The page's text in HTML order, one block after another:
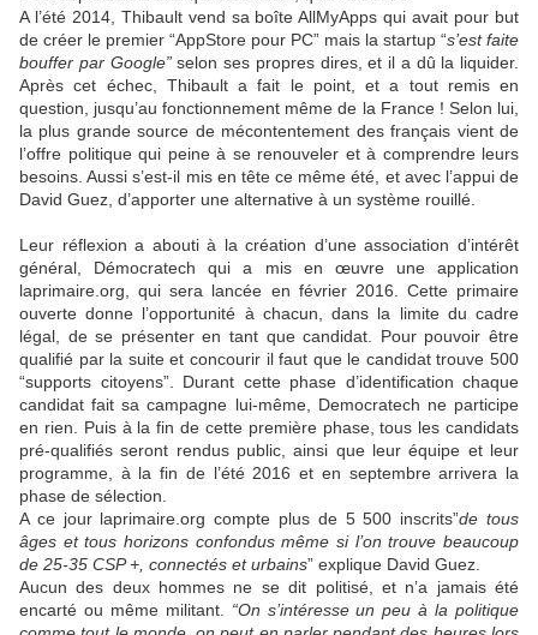
A l’été 2014, Thibault vend sa boîte AllMyApps qui avait pour but
de créer le premier “AppStore pour PC” mais la startup “s’est faite
bouffer par Google”selon ses propres dires, et il a dû la liquider.
Après cet échec, Thibault a fait le point, et a tout remis en
question, jusqu’au fonctionnement même de la France ! Selon lui,
la plus grande source de mécontentement des français vient de
l’offre politique qui peine à se renouveler et à comprendre leurs
besoins. Aussi s’est-il mis en tête ce même été, et avec l’appui de
David Guez, d’apporter une alternative à un système rouillé.
Leur réflexion a abouti à la création d’une association d’intérêt
général, Démocratech qui a mis en œuvre une application
laprimaire.org, qui sera lancée en février 2016. Cette primaire
ouverte donne l’opportunité à chacun, dans la limite du cadre
légal, de se présenter en tant que candidat. Pour pouvoir être
qualifié par la suite et concourir il faut que le candidat trouve 500
“supports citoyens”. Durant cette phase d’identification chaque
candidat fait sa campagne lui-même, Democratech ne participe
en rien. Puis à la fin de cette première phase, tous les candidats
pré-qualifiés seront rendus public, ainsi que leur équipe et leur
programme, à la fin de l’été 2016 et en septembre arrivera la
phase de sélection.
A ce jour laprimaire.org compte plus de 5 500 inscrits”de tous
âges et tous horizons confondus même si l’on trouve beaucoup
de 25-35 CSP +, connectés et urbains” explique David Guez.
Aucun des deux hommes ne se dit politisé, et n’a jamais été
encarté ou même militant. “On s’intéresse un peu à la politique